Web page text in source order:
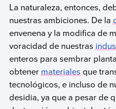
La naturaleza, entonces,
nuestras ambiciones. De la
envenena y la modifica de
voracidad de nuestras
enteros para sembrar
obtenermaterialesque
tecnológicos, e incluso de
desidia, ya que a pesar de